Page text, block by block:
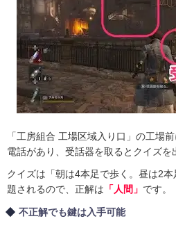
「工房組合 工場区域入り口」の工場
電話があり、受話器を取るとクイズを
クイズは「朝は4本足で歩く。昼は2
題されるので、正解は 「人間」 です。
不正解でも鍵は入手可能